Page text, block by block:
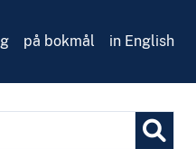
på bokmål in English